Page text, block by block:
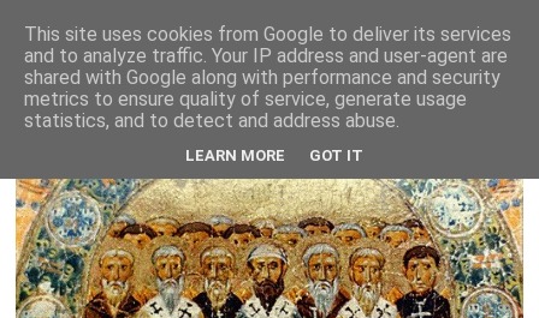
This site uses cookies from Google to deliver its services
and to analyze traffic. Your IP address and user-agent are
shared with Google along with performance and security
metrics to ensure quality of service, generate usage
statistics, and to detect and address abuse.
LEARN MORE GOT IT